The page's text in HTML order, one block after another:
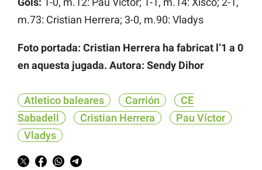
m.73: Cristian Herrera; 3-0, m.90: Vladys
Foto portada: Cristian Herrera ha fabricat l’1 a 0
en aquesta jugada. Autora: Sendy Dihor
Atletico baleares Carrión
CE
Sabadell
Cristian Herrera
Pau Víctor
Vladys